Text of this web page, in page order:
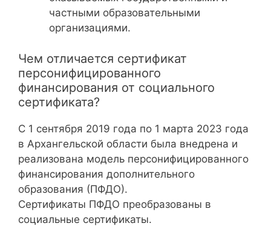
частными образовательными
организациями.
Чем отличается сертификат
персонифицированного
финансирования от социального
сертификата?
С 1 сентября 2019 года по 1 марта 2023 года
в Архангельской области была внедрена и
реализована модель персонифицированного
финансирования дополнительного
образования (ПФДО).
Сертификаты ПФДО преобразованы в
социальные сертификаты.